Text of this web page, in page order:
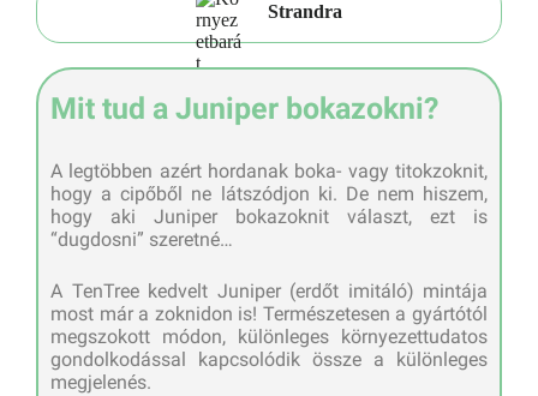
Strandra
Mit tud a Juniper bokazokni?
A legtöbben azért hordanak boka- vagy titokzoknit,
hogy a cipőből ne látszódjon ki. De nem hiszem,
hogy aki Juniper bokazoknit választ, ezt is
“dugdosni” szeretné…
A TenTree kedvelt Juniper (erdőt imitáló) mintája
most már a zoknidon is! Természetesen a gyártótól
megszokott módon, különleges környezettudatos
gondolkodással kapcsolódik össze a különleges
megjelenés.